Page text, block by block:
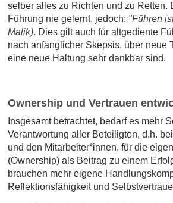
selber alles zu Richten und zu Retten.
Führung nie gelernt, jedoch: "Führen
Malik). Dies gilt auch für altgediente
nach anfänglicher Skepsis, über neue
eine neue Haltung sehr dankbar sind.
Ownership und Vertrauen
Insgesamt betrachtet, bedarf es mehr
Verantwortung aller Beteiligten, d.h.
und den Mitarbeiter*innen, für die
(Ownership) als Beitrag zu einem
brauchen mehr eigene
Reflektionsfähigkeit und